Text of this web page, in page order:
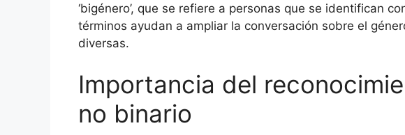
‘bigénero’, que se refiere a personas que se identifican
términos ayudan a ampliar la conversación sobre el
diversas.
Importancia del
no binario